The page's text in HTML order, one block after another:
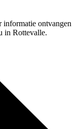
informatie ontvangen
in Rottevalle.